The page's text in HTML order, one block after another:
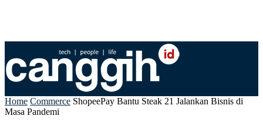
Home Commerce ShopeePay Bantu Steak 21 Jalankan Bisnis di
Masa Pandemi